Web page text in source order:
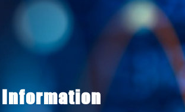
Information